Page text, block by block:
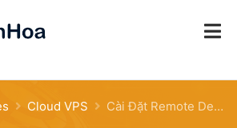
Cloud VPS Cài Đặt Remote Desktop Trên Centos 7